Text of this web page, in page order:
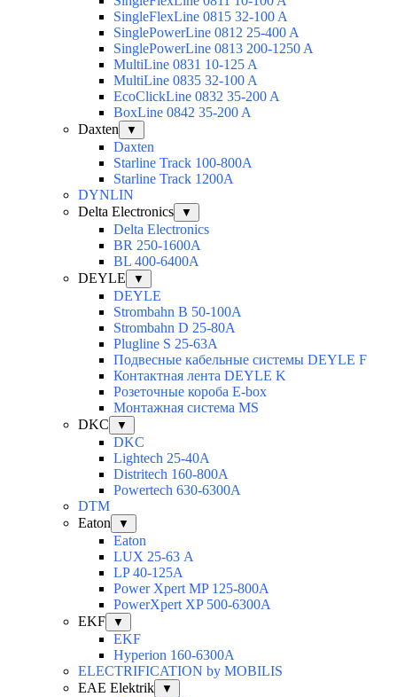
SingleFlexLine 0815 32-100 A
SinglePowerLine 0812 25-400 A
SinglePowerLine 0813 200-1250 A
MultiLine 0831 10-125 A
MultiLine 0835 32-100 A
EcoClickLine 0832 35-200 A
BoxLine 0842 35-200 A
Daxten
▼
Daxten
Starline Track 100-800А
Starline Track 1200А
DYNLIN
Delta Electronics
▼
Delta Electronics
BR 250-1600A
BL 400-6400A
DEYLE
▼
DEYLE
Strombahn B 50-100A
Strombahn D 25-80A
Plugline S 25-63A
Подвесные кабельные системы DEYLE F
Контактная лента DEYLE K
Розеточные короба E-box
Монтажная система MS
DKC
▼
DKC
Lightech 25-40А
Distritech 160-800А
Powertech 630-6300А
DTM
Eaton
▼
Eaton
LUX 25-63 А
LP 40-125A
Power Xpert MP 125-800A
PowerXpert XP 500-6300A
EKF
▼
EKF
Hyperion 160-6300А
ELECTRIFICATION by MOBILIS
EAE Elektrik
▼